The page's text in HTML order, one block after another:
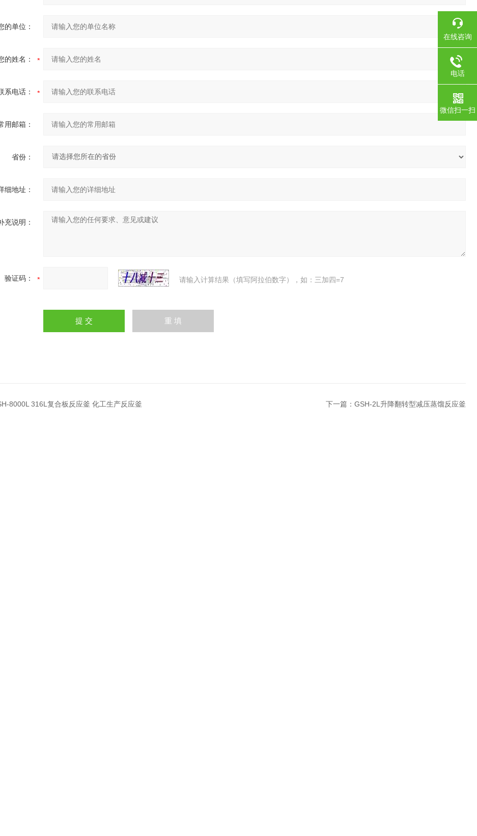
的单位：
的姓名：
系电话：
用邮箱：
省份：
细地址：
充说明：
验证码： 请输入计算结果（填写阿拉伯数字），如：三加四=7
8000L 316L复合板反应釜 化工生产反应釜 下一篇： GSH-2L升降翻转型减压蒸馏反应釜
在线咨询
电话
微信扫一扫